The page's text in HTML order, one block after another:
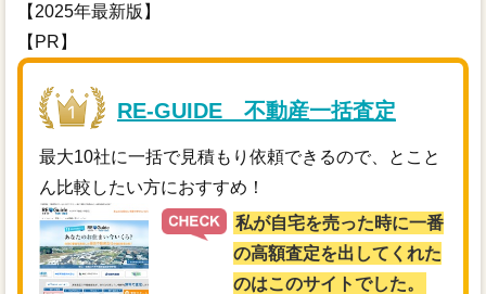
【2025年最新版】
【PR】
RE-GUIDE 不動産一括査定
最大10社に一括で見積もり依頼できるので、とこと
ん比較したい方におすすめ！
私が自宅を売った時に一番
の高額査定を出してくれた
のはこのサイトでした。